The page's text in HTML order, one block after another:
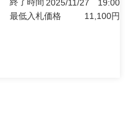
2025/11/27
19:00
最低入札価格
11,100円